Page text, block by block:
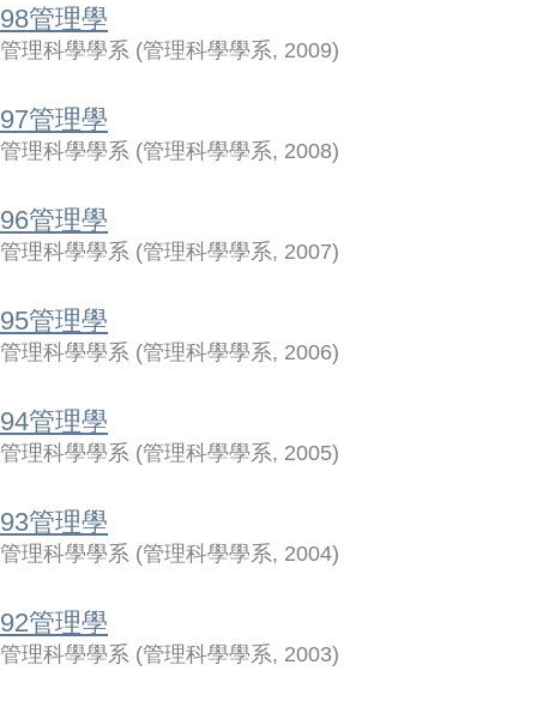
98管理學
管理科學學系 (管理科學學系, 2009)
97管理學
管理科學學系 (管理科學學系, 2008)
96管理學
管理科學學系 (管理科學學系, 2007)
95管理學
管理科學學系 (管理科學學系, 2006)
94管理學
管理科學學系 (管理科學學系, 2005)
93管理學
管理科學學系 (管理科學學系, 2004)
92管理學
管理科學學系 (管理科學學系, 2003)